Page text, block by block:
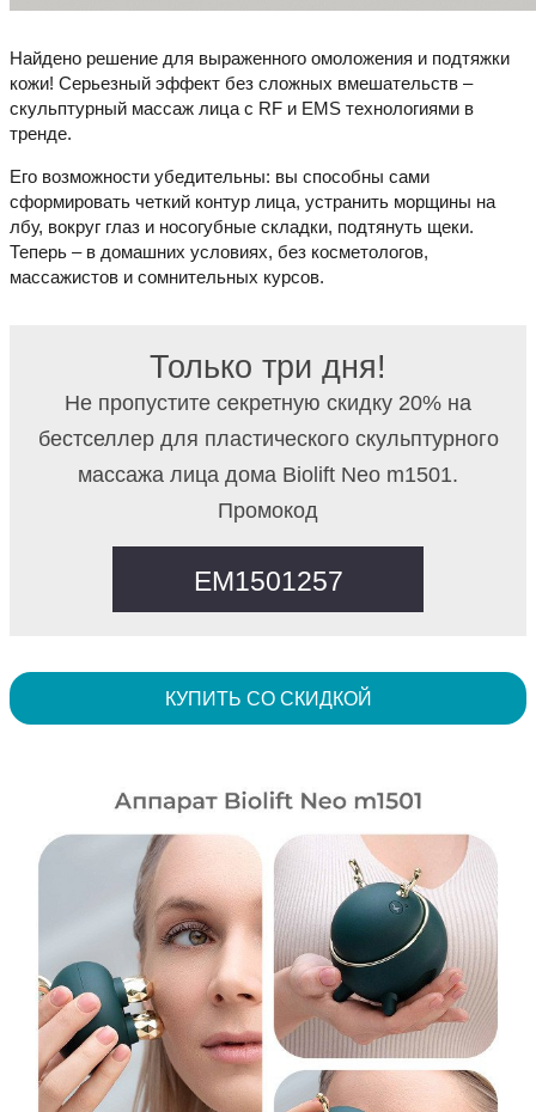
Найдено решение для выраженного омоложения и подтяжки
кожи! Серьезный эффект без сложных вмешательств –
скульптурный массаж лица с RF и EMS технологиями в
тренде.
Его возможности убедительны: вы способны сами
сформировать четкий контур лица, устранить морщины на
лбу, вокруг глаз и носогубные складки, подтянуть щеки.
Теперь – в домашних условиях, без косметологов,
массажистов и сомнительных курсов.
Только три дня!
Не пропустите секретную скидку 20% на
бестселлер для пластического скульптурного
массажа лица дома Biolift Neo m1501.
Промокод
EM1501257
КУПИТЬ СО СКИДКОЙ